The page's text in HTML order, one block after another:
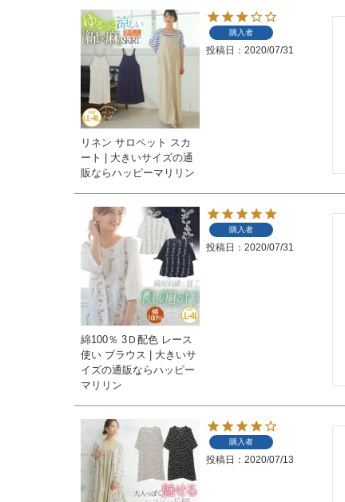
リネン サロペット スカ
ート | 大きいサイズの通
販ならハッピーマリリン
購入者
投稿日 2020/07/31
綿100％ 3Ｄ配色 レース
使い ブラウス | 大きいサ
イズの通販ならハッピー
マリリン
購入者
投稿日 2020/07/31
購入者
投稿日 2020/07/13